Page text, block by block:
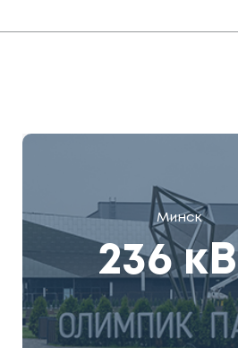
Минск
236